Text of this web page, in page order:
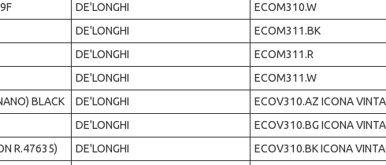
DE'LONGHI
ECOM310.W
DE'LONGHI
ECOM311.BK
DE'LONGHI
ECOM311.R
DE'LONGHI
ECOM311.W
BLACK DE'LONGHI
ECOV310.AZ ICONA
DE'LONGHI
ECOV310.BG ICONA
R.47635) DE'LONGHI ECOV310.BK ICONA